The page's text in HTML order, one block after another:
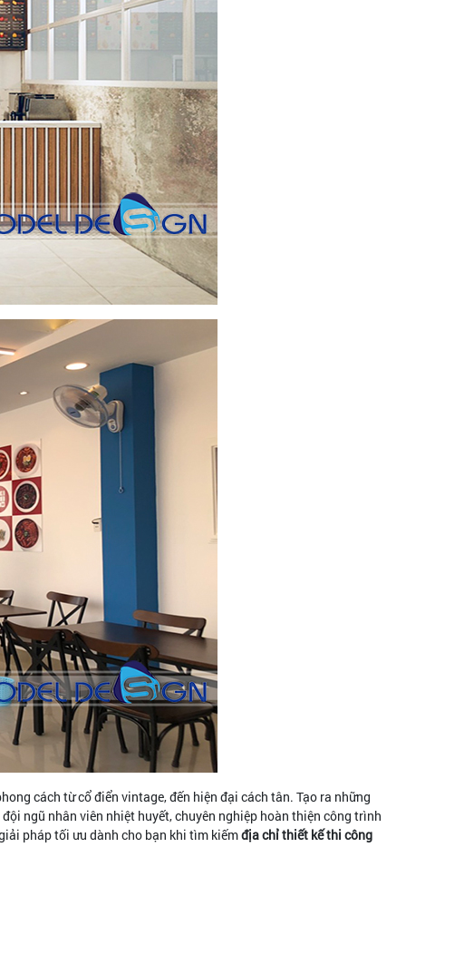
cách từ cổ điển vintage, đến hiện đại cách tân. Tạo ra những
ngũ nhân viên nhiệt huyết, chuyên nghiệp hoàn thiện công trình
pháp tối ưu dành cho bạn khi tìm kiếmđịa chỉ thiết kế thi công